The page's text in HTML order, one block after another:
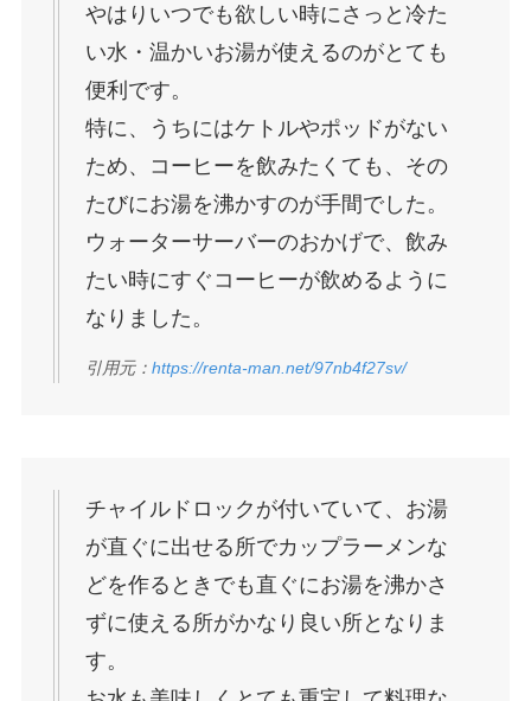
やはりいつでも欲しい時にさっと冷た
い水・温かいお湯が使えるのがとても
便利です。
特に、うちにはケトルやポッドがない
ため、コーヒーを飲みたくても、その
たびにお湯を沸かすのが手間でした。
ウォーターサーバーのおかげで、飲み
たい時にすぐコーヒーが飲めるように
なりました。
引用元： https://renta-man.net/97nb4f27sv/
チャイルドロックが付いていて、お湯
が直ぐに出せる所でカップラーメンな
どを作るときでも直ぐにお湯を沸かさ
ずに使える所がかなり良い所となりま
す。